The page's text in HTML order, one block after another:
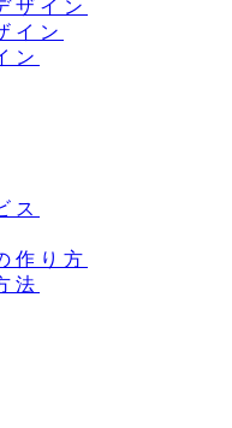
ザイン
イン
ン
ス
作り方
法